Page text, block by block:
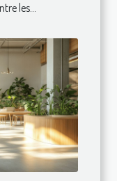
les...